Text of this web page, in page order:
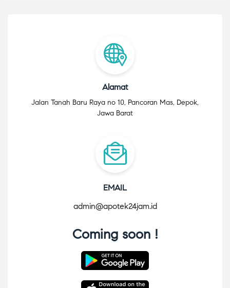
Alamat
Jalan Tanah Baru Raya no 10, Pancoran Mas, Depok,
Jawa Barat
EMAIL
admin@apotek24jam.id
Coming soon !